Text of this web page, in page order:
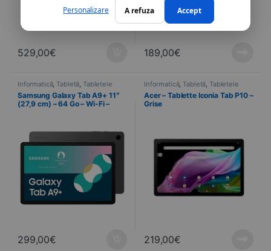
Personalizare A refuza Accept
529,00€ 189,00€
Informatică,Tabletă, Tabletele
Samsung Galaxy Tab A9+ 11″
(27,9 cm) – 64 Go – Wi-Fi –
299,00€
Informatică,Tabletă, Tabletele
Acer – Tablette Iconia Tab P10 –
Grise
219,00€